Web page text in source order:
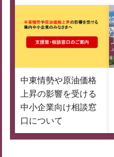
中東情勢や原油価格
上昇の影響を受ける
中小企業向け相談窓
口について